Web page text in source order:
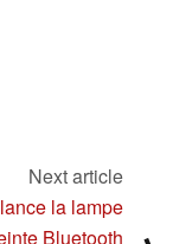
Next article
la lampe
Bluetooth